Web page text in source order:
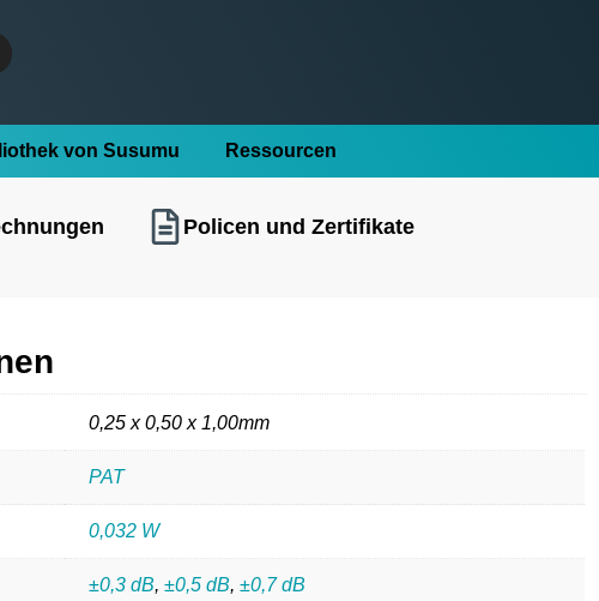
von Susumu Ressourcen
Policen und Zertifikate
0,25 x 0,50 x 1,00mm
PAT
0,032 W
±0,3 dB, ±0,5 dB, ±0,7 dB